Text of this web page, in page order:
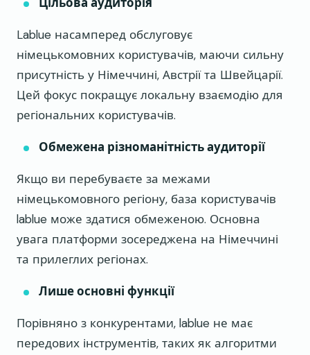
Lablue насамперед обслуговує
німецькомовних користувачів, маючи сильну
присутність у Німеччині, Австрії та Швейцарії.
Цей фокус покращує локальну взаємодію для
регіональних користувачів.
Обмежена різноманітність аудиторії
Якщо ви перебуваєте за межами
німецькомовного регіону, база користувачів
lablue може здатися обмеженою. Основна
увага платформи зосереджена на Німеччині
та прилеглих регіонах.
Лише основні функції
Порівняно з конкурентами, lablue не має
передових інструментів, таких як алгоритми